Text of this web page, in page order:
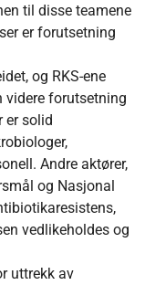
til disse teamene
er forutsetning
og RKS-ene
videre forutsetning
er solid
Andre aktører,
og Nasjonal
vedlikeholdes og
uttrekk av